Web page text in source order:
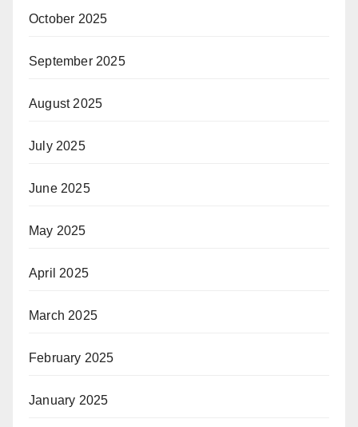
October 2025
September 2025
August 2025
July 2025
June 2025
May 2025
April 2025
March 2025
February 2025
January 2025